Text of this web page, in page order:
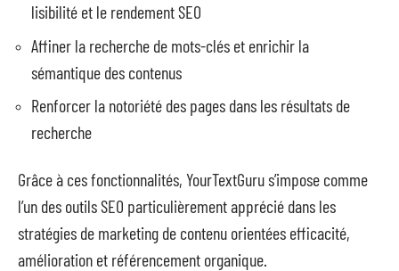
lisibilité et le rendement SEO
Affiner la recherche de mots-clés et enrichir la
sémantique des contenus
Renforcer la notoriété des pages dans les résultats de
recherche
Grâce à ces fonctionnalités, YourTextGuru s’impose comme
l’un des outils SEO particulièrement apprécié dans les
stratégies de marketing de contenu orientées efficacité,
amélioration et référencement organique.